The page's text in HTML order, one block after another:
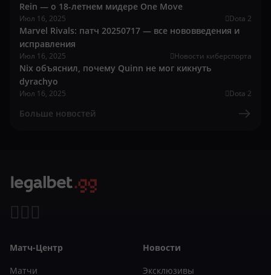
Rein — о 18-летнем мидере One Move
Июл 16, 2025 Dota 2
Marvel Rivals: патч 20250717 — все нововведения и
исправления
Июл 16, 2025 Новости киберспорта
Nix объяснил, почему Quinn не мог кикнуть
dyrachyo
Июл 16, 2025 Dota 2
Больше новостей
Матч-Центр
Матчи
Новости
Эксклюзивы